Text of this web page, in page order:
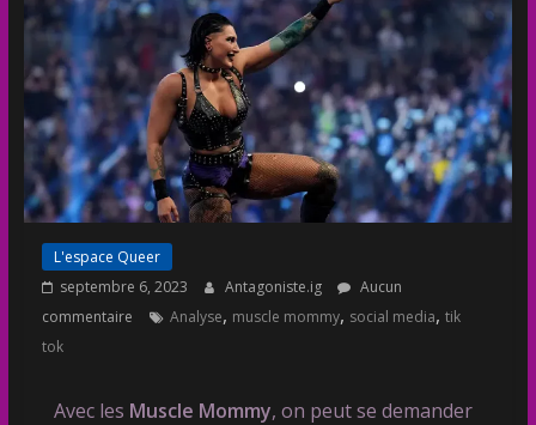
L'espace Queer
septembre 6, 2023
Antagoniste.ig
Aucun
commentaire
Analyse, muscle mommy, social media, tik
tok
Avec les Muscle Mommy, on peut se demander